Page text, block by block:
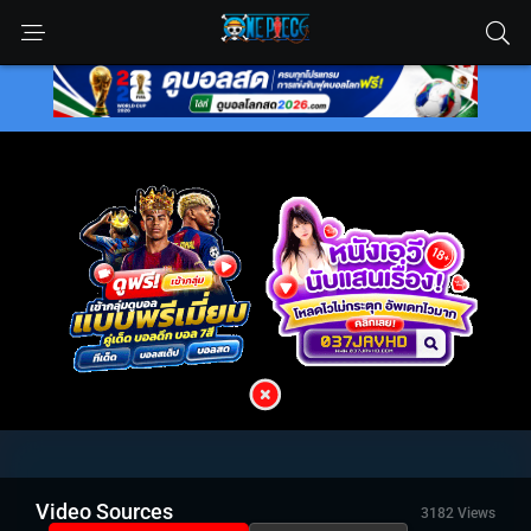
Video Sources 3182 Views